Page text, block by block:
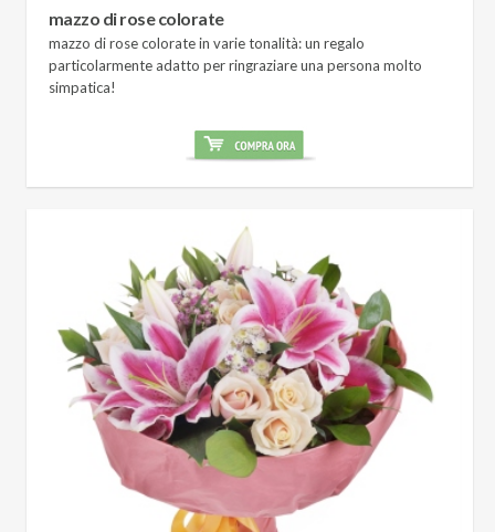
mazzo di rose colorate
mazzo di rose colorate in varie tonalità: un regalo
particolarmente adatto per ringraziare una persona molto
simpatica!